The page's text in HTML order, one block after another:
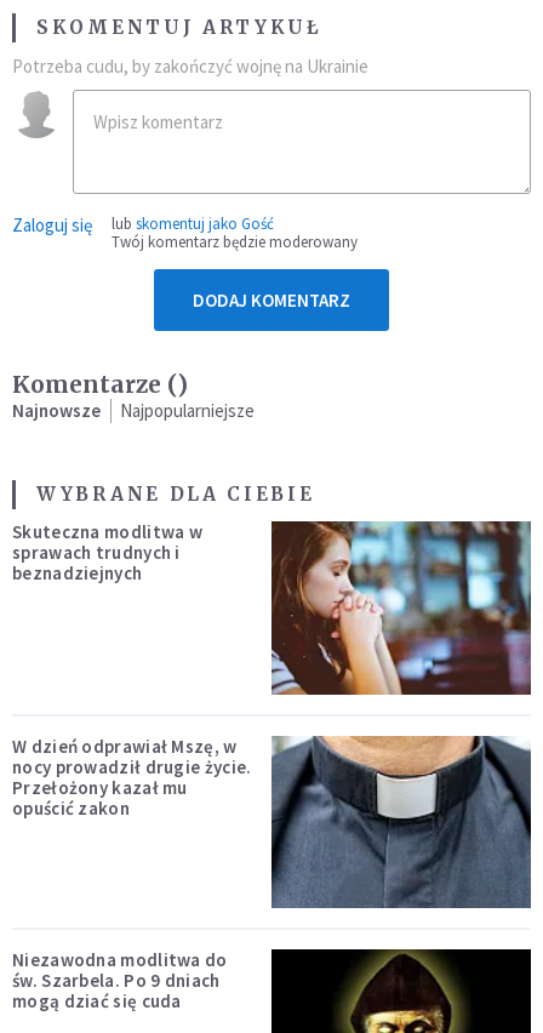
SKOMENTUJ ARTYKUŁ
Potrzeba cudu, by zakończyć wojnę na Ukrainie
Zaloguj się lub skomentuj jako Gość
Twój komentarz będzie moderowany
DODAJ KOMENTARZ
Komentarze ()
Najnowsze Najpopularniejsze
WYBRANE DLA CIEBIE
Skuteczna modlitwa w
sprawach trudnych i
beznadziejnych
W dzień odprawiał Mszę, w
nocy prowadził drugie życie.
Przełożony kazał mu
opuścić zakon
Niezawodna modlitwa do
św. Szarbela. Po 9 dniach
mogą dziać się cuda